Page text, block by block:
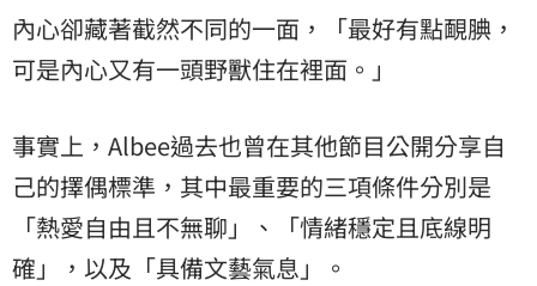
內心卻藏著截然不同的一面，「最好有點靦腆，
可是內心又有一頭野獸住在裡面。」
事實上，Albee過去也曾在其他節目公開分享自
己的擇偶標準，其中最重要的三項條件分別是
「熱愛自由且不無聊」、「情緒穩定且底線明
確」，以及「具備文藝氣息」。